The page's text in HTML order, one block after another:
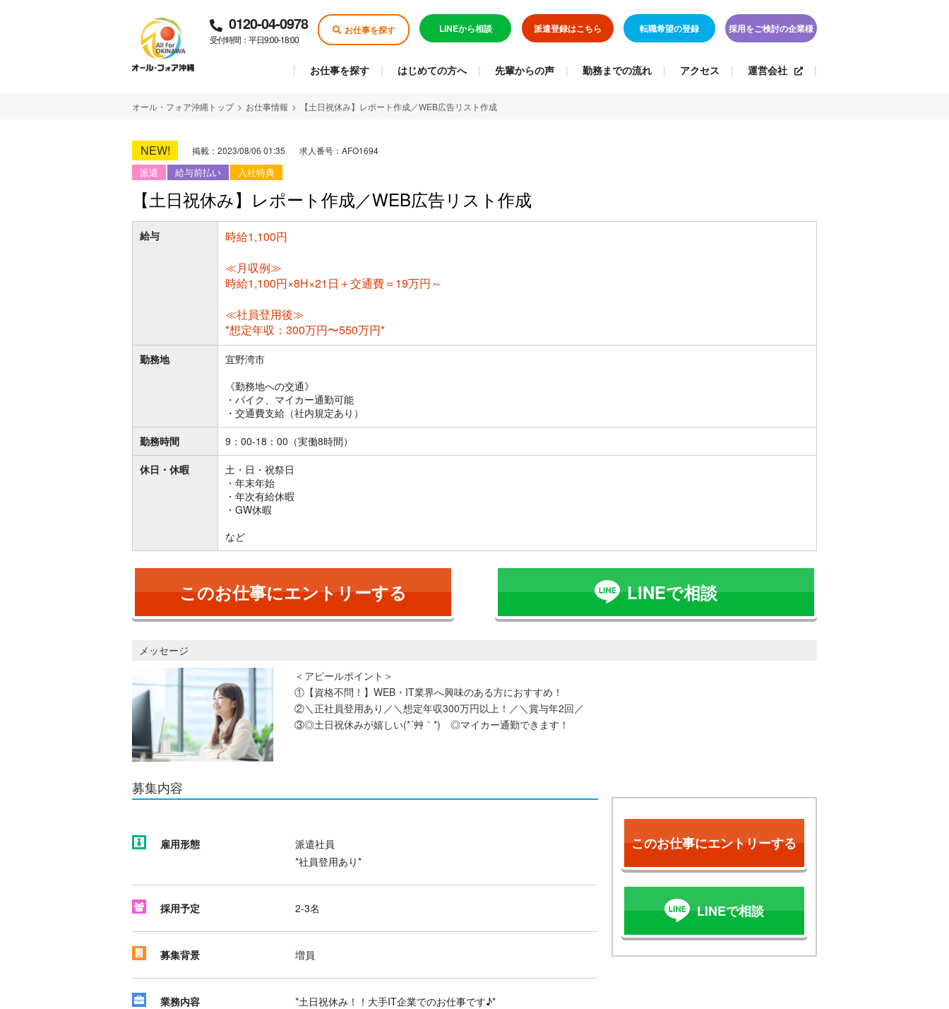
0120-04-0978
受付時間：平日9:00-18:00
お仕事を探す LINEから相談 派遣登録はこちら 転職希望の登録 採用をご検討の企業様
お仕事を探す はじめての方へ 先輩からの声 勤務までの流れ アクセス 運営会社
オール・フォア沖縄トップ > お仕事情報 > 【土日祝休み】レポート作成／WEB広告リスト作成
NEW! 掲載：2023/08/06 01:35 求人番号：AFO1694
派遣 給与前払い 入社特典
【土日祝休み】レポート作成／WEB広告リスト作成
給与
時給1,100円
≪月収例≫
時給1,100円×8H×21日＋交通費＝19万円～
≪社員登用後≫
*想定年収：300万円〜550万円*
勤務地
宜野湾市
《勤務地への交通》
・バイク、マイカー通勤可能
・交通費支給（社内規定あり）
勤務時間
9：00-18：00（実働8時間）
休日・休暇
土・日・祝祭日
・年末年始
・年次有給休暇
・GW休暇
など
このお仕事にエントリーする LINEで相談
メッセージ
＜アピールポイント＞
①【資格不問！】WEB・IT業界へ興味のある方におすすめ！
②＼正社員登用あり／＼想定年収300万円以上！／＼賞与年2回／
③◎土日祝休みが嬉しい(*´艸｀*) ◎マイカー通勤できます！
募集内容
雇用形態
派遣社員
*社員登用あり*
採用予定 2-3名
募集背景 増員
業務内容 *土日祝休み！！大手IT企業でのお仕事です♪*
このお仕事にエントリーする
LINEで相談